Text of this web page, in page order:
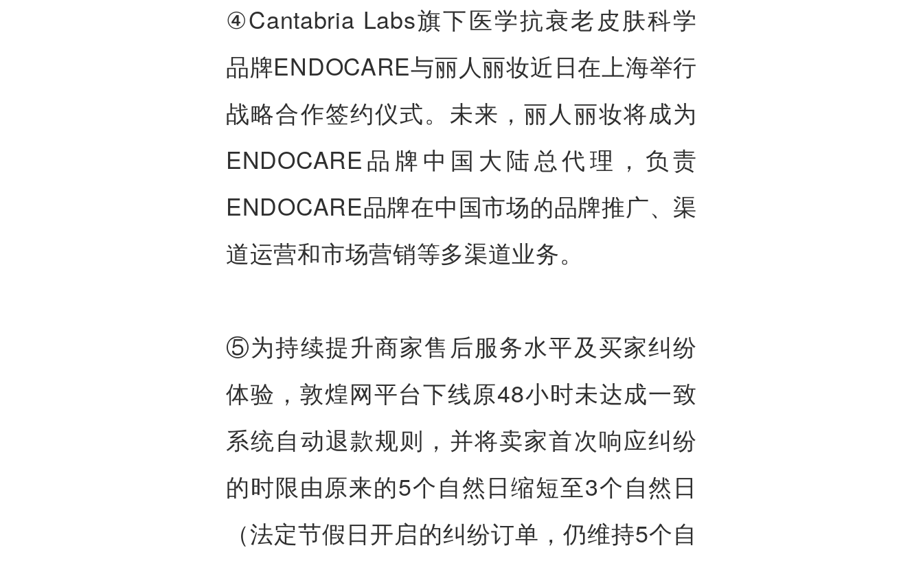
④Cantabria Labs旗下医学抗衰老皮肤科学
品牌ENDOCARE与丽人丽妆近日在上海举行
战略合作签约仪式。未来，丽人丽妆将成为
ENDOCARE品牌中国大陆总代理，负责
ENDOCARE品牌在中国市场的品牌推广、渠
道运营和市场营销等多渠道业务。
⑤为持续提升商家售后服务水平及买家纠纷
体验，敦煌网平台下线原48小时未达成一致
系统自动退款规则，并将卖家首次响应纠纷
的时限由原来的5个自然日缩短至3个自然日
（法定节假日开启的纠纷订单，仍维持5个自